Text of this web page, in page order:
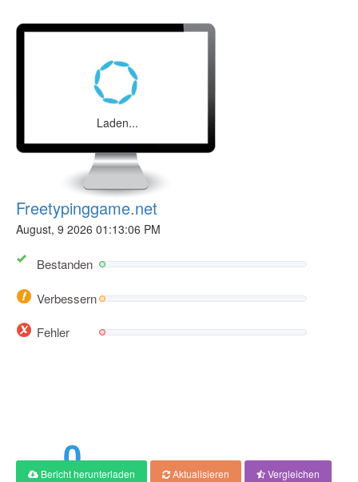
Laden...
Freetypinggame.net
August, 9 2026 01:13:06 PM
Bestanden
Verbessern
Fehler
0
Ergebnis
Bericht herunterladen Aktualisieren
Vergleichen